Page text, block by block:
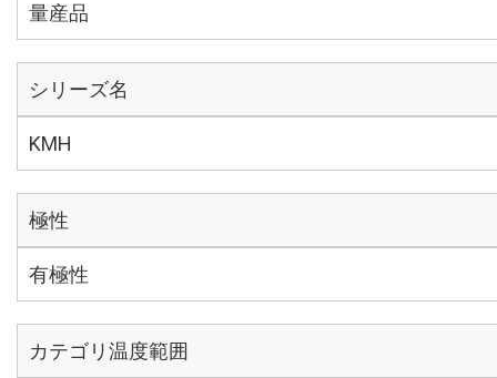
量産品
シリーズ名
KMH
極性
有極性
カテゴリ温度範囲